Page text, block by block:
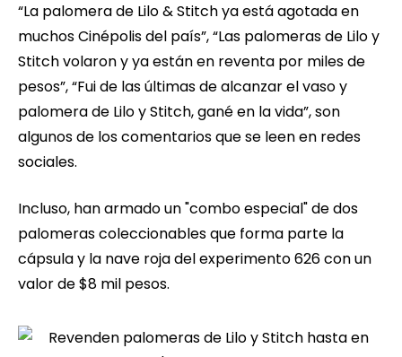
“La palomera de Lilo & Stitch ya está agotada en
muchos Cinépolis del país”, “Las palomeras de Lilo y
Stitch volaron y ya están en reventa por miles de
pesos”, “Fui de las últimas de alcanzar el vaso y
palomera de Lilo y Stitch, gané en la vida”, son
algunos de los comentarios que se leen en redes
sociales.
Incluso, han armado un "combo especial" de dos
palomeras coleccionables que forma parte la
cápsula y la nave roja del experimento 626 con un
valor de $8 mil pesos.